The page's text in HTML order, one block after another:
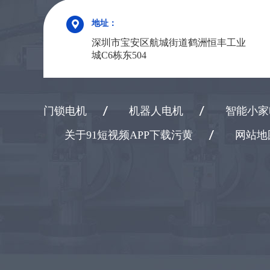
地址：
深圳市宝安区航城街道鹤洲恒丰工业
城C6栋东504
门锁电机 机器人电机
智能小
关于91短视频APP下载污黄
网站